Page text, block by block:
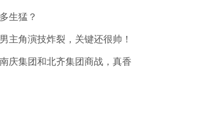
生猛？
主角演技炸裂，关键还很帅！
庆集团和北齐集团商战，真香